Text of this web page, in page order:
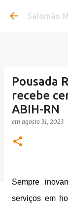
Salomão
Pousada
recebe
ABIH-RN
em agosto 31, 2023
Sempre
serviços em